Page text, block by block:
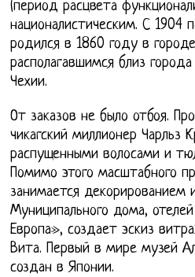
(период расцвета
националистическим. С 1904
родился в 1860 году в
располагавшимся близ
Чехии.
От заказов не было отбоя.
чикагский миллионер Чарльз
распущенными волосами и
Помимо этого масштабного
занимается декорированием
Муниципального дома,
Европа», создает эскиз
Вита. Первый в мире музей
создан в Японии.